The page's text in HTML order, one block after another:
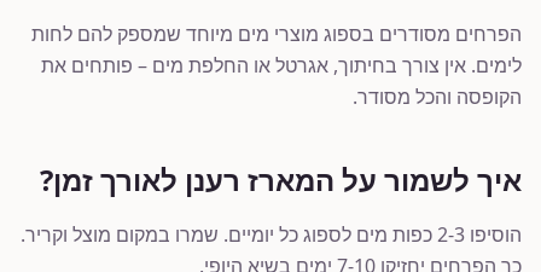
הפרחים מסודרים בספוג מוצרי מים מיוחד שמספק להם לחות
לימים. אין צורך בחיתוך, אגרטל או החלפת מים – פותחים את
הקופסה והכל מסודר.
איך לשמור על המארז רענן לאורך זמן?
הוסיפו 2-3 כפות מים לספוג כל יומיים. שמרו במקום מוצל וקריר.
כך הפרחים יחזיקו 7-10 ימים בשיא היופי.